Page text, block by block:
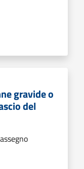
gravide o
del